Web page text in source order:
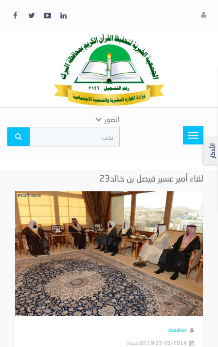
Toggle
navigation
الصور
الأذكار
لقاء أمير عسير فيصل بن خالد23
essaher
22-01-2014 02:19 مساءً